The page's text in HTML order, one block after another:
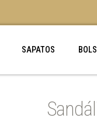
SAPATOS